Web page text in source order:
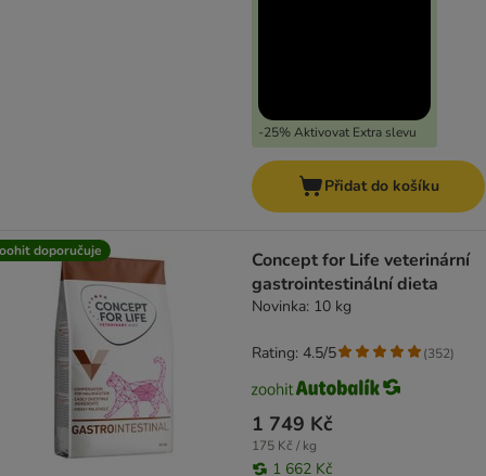
-25% Aktivovat Extra slevu
Přidat do košíku
doporučuje
Concept for Life veterinární
gastrointestinální dieta
Novinka: 10 kg
1 749 Kč
175 Kč / kg
1 662 Kč
Rating: 4.5/5 (352)